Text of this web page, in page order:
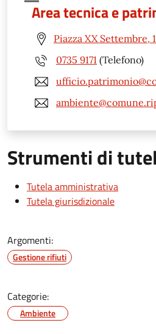
Area tecnica e
Piazza XX Settembre,
0735 9171 (Telefono)
Strumenti di
Tutela amministrativa
Tutela giurisdizionale
Argomenti:
Gestione rifiuti
Categorie:
Ambiente